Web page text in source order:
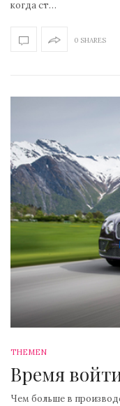
когда ст…
0 SHARES
THEMEN
Время
Чем больше в